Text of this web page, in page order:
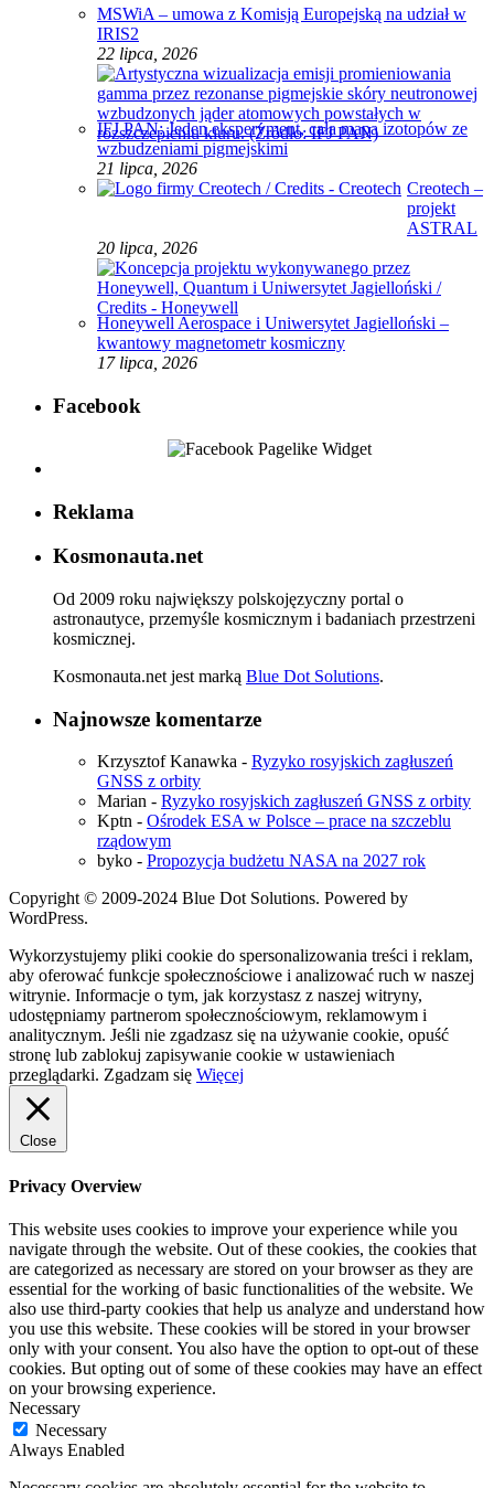
MSWiA – umowa z Komisją Europejską na udział w
IRIS2
22 lipca, 2026
IFJ PAN: Jeden eksperyment, cała mapa izotopów ze
wzbudzeniami pigmejskimi
21 lipca, 2026
Creotech –
projekt
ASTRAL
20 lipca, 2026
Honeywell Aerospace i Uniwersytet Jagielloński –
kwantowy magnetometr kosmiczny
17 lipca, 2026
Facebook
Reklama
Kosmonauta.net
Od 2009 roku największy polskojęzyczny portal o
astronautyce, przemyśle kosmicznym i badaniach przestrzeni
kosmicznej.
Kosmonauta.net jest marką Blue Dot Solutions.
Najnowsze komentarze
Krzysztof Kanawka - Ryzyko rosyjskich zagłuszeń
GNSS z orbity
Marian - Ryzyko rosyjskich zagłuszeń GNSS z orbity
Kptn - Ośrodek ESA w Polsce – prace na szczeblu
rządowym
byko - Propozycja budżetu NASA na 2027 rok
Copyright © 2009-2024 Blue Dot Solutions. Powered by
WordPress.
Wykorzystujemy pliki cookie do spersonalizowania treści i reklam,
aby oferować funkcje społecznościowe i analizować ruch w naszej
witrynie. Informacje o tym, jak korzystasz z naszej witryny,
udostępniamy partnerom społecznościowym, reklamowym i
analitycznym. Jeśli nie zgadzasz się na używanie cookie, opuść
stronę lub zablokuj zapisywanie cookie w ustawieniach
przeglądarki. Zgadzam się Więcej
Close
Privacy Overview
This website uses cookies to improve your experience while you
navigate through the website. Out of these cookies, the cookies that
are categorized as necessary are stored on your browser as they are
essential for the working of basic functionalities of the website. We
also use third-party cookies that help us analyze and understand how
you use this website. These cookies will be stored in your browser
only with your consent. You also have the option to opt-out of these
cookies. But opting out of some of these cookies may have an effect
on your browsing experience.
Necessary
Necessary
Always Enabled